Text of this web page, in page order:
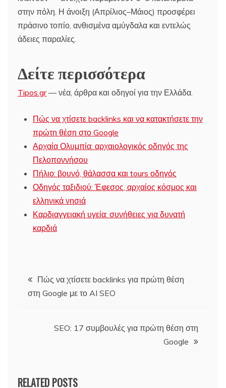
στην πόλη. Η άνοιξη (Απρίλιος–Μάιος) προσφέρει
πράσινο τοπίο, ανθισμένα αμύγδαλα και εντελώς
άδειες παραλίες.
Δείτε περισσότερα
Tipos.gr— νέα, άρθρα και οδηγοί για την Ελλάδα.
Πώς να χτίσετε backlinks και να κατακτήσετε την
πρώτη θέση στο Google
Αρχαία Ολυμπία: αρχαιολογικός οδηγός της
Πελοποννήσου
Πήλιο: βουνό, θάλασσα και tours οδηγός
Οδηγός ταξιδιού: Έφεσος, αρχαίος κόσμος και
ελληνικά νησιά
Καρδιαγγειακή υγεία: συνήθειες για δυνατή
καρδιά
Πλοήγηση
άρθρων
Πώς να χτίσετε backlinks για πρώτη θέση
στη Google με το AI SEO
SEO: 17 συμβουλές για πρώτη θέση στη
Google
RELATED POSTS